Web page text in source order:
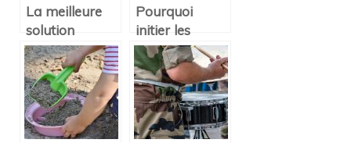
La meilleure
solution
beauté se
trouve être le
sport!
Pourquoi
initier les
enfants aux
jeux d’échecs ?